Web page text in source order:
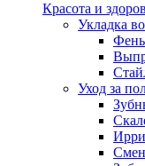
Красота и
Укладка
Уход за